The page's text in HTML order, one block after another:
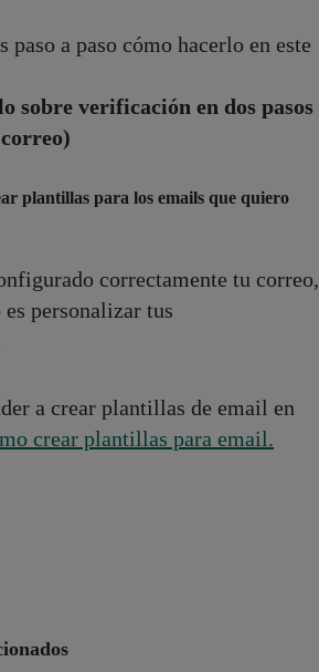
paso a paso cómo hacerlo en este
sobre verificación en dos pasos
plantillas para los emails que quiero
correctamente tu correo,
personalizar tus
a crear plantillas de email en
crear plantillas para email.